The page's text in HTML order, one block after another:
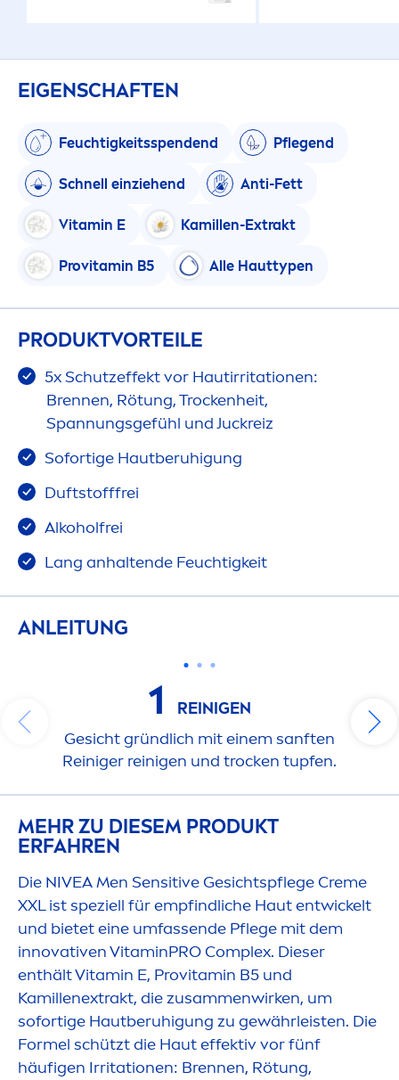
EIGENSCHAFTEN
Feuchtigkeitsspendend Pflegend
Schnell einziehend Anti-Fett
Vitamin E Kamillen-Extrakt
Provitamin B5 Alle Hauttypen
PRODUKTVORTEILE
5x Schutzeffekt vor Hautirritationen:
Brennen, Rötung, Trockenheit,
Spannungsgefühl und Juckreiz
Sofortige Hautberuhigung
Duftstofffrei
Alkoholfrei
Lang anhaltende Feuchtigkeit
ANLEITUNG
1
REINIGEN
Gesicht gründlich mit einem sanften
Reiniger reinigen und trocken tupfen.
MEHR ZU DIESEM PRODUKT
ERFAHREN
Die NIVEAMen Sensitive Gesichtspflege Creme
XXL ist speziell für empfindliche Haut entwickelt
und bietet eine umfassende Pflege mit dem
innovativenVitaminPRO Complex. Dieser
enthältVitamin E, Provitamin B5 und
Kamillenextrakt, die zusammenwirken, um
sofortige Hautberuhigung zu gewährleisten. Die
Formel schützt die Haut effektiv vor fünf
häufigen Irritationen: Brennen, Rötung,